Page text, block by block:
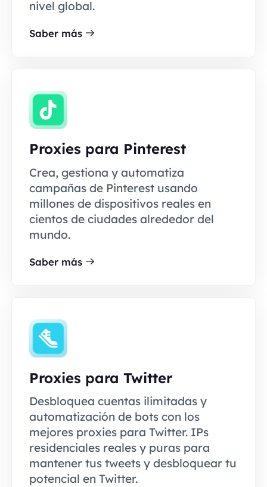
nivel global.
Saber más
Proxies para Pinterest
Crea, gestiona y automatiza
campañas de Pinterest usando
millones de dispositivos reales en
cientos de ciudades alrededor del
mundo.
Saber más
Proxies para Twitter
Desbloquea cuentas ilimitadas y
automatización de bots con los
mejores proxies para Twitter. IPs
residenciales reales y puras para
mantener tus tweets y desbloquear tu
potencial en Twitter.